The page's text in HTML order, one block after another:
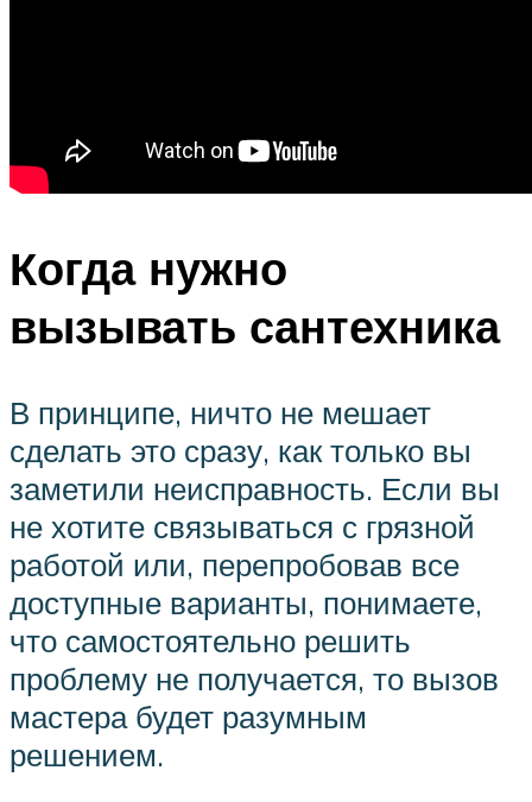
Когда нужно
вызывать сантехника
В принципе, ничто не мешает
сделать это сразу, как только вы
заметили неисправность. Если вы
не хотите связываться с грязной
работой или, перепробовав все
доступные варианты, понимаете,
что самостоятельно решить
проблему не получается, то вызов
мастера будет разумным
решением.